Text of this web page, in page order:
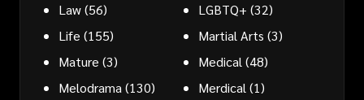
Law(56) LGBTQ+ (32)
Life (155) Martial Arts (3)
Mature (3) Medical (48)
Melodrama (130) Merdical (1)